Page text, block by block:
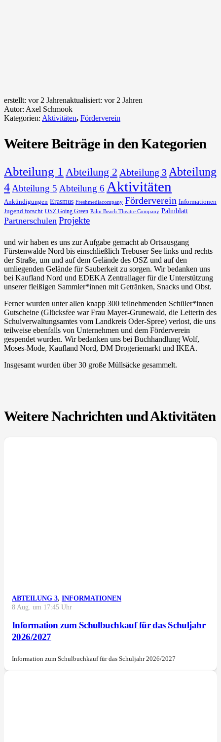
erstellt: vor 2 Jahrenaktualisiert: vor 2 Jahren
Autor: Axel Schmook
Kategorien: Aktivitäten, Förderverein
Weitere Beiträge in den Kategorien
Abteilung 1 Abteilung 2 Abteilung 3 Abteilung
4 Abteilung 5 Abteilung 6 Aktivitäten
Ankündigungen Erasmus Freshmediacompany Förderverein Informationen
Jugend forscht OSZ Going Green Palm Beach Theatre Company Palmblatt
Partnerschulen Projekte
und wir haben es uns zur Aufgabe gemacht ab Ortsausgang
Fürstenwalde Nord bis einschließlich Trebuser See links und rechts
der Straße, um und auf dem Gelände des OSZ und auf den
umliegenden Gelände für Sauberkeit zu sorgen. Wir bedanken uns
bei Kaufland Nord und EDEKA Zentrallager für die Unterstützung
unserer fleißigen Sammler*innen mit Getränken, Snacks und Obst.
Ferner wurden unter allen knapp 300 teilnehmenden Schüler*innen
Gutscheine (Glücksfee war Frau Mayer-Grunewald, die Leiterin des
Schulverwaltungsamtes vom Landkreis Oder-Spree) verlost, die uns
teilweise ebenfalls von Unternehmen und dem Förderverein
gespendet wurden. Wir bedanken uns bei Buchhandlung Wolf,
Moses-Mode, Kaufland Nord, DM Drogeriemarkt und IKEA.
Insgesamt wurden über 30 große Müllsäcke gesammelt.
Weitere Nachrichten und Aktivitäten
ABTEILUNG 3, INFORMATIONEN
8 Aug. um 17:45 Uhr
Information zum Schulbuchkauf für das Schuljahr
2026/2027
Information zum Schulbuchkauf für das Schuljahr 2026/2027